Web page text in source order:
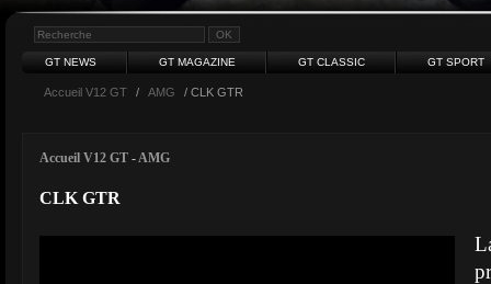
GT NEWS GT MAGAZINE GT CLASSIC GT SPORT
Accueil V12 GT / AMG / CLK GTR
Accueil V12 GT -AMG
CLK GTR